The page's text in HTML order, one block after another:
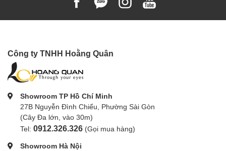
Công ty TNHH Hoằng Quân
Showroom TP Hồ Chí Minh
27B Nguyễn Đình Chiểu, Phường Sài Gòn
(Cây Đa lớn, vào 30m)
Tel: 0912.326.326 (Gọi mua hàng)
Showroom Hà Nội